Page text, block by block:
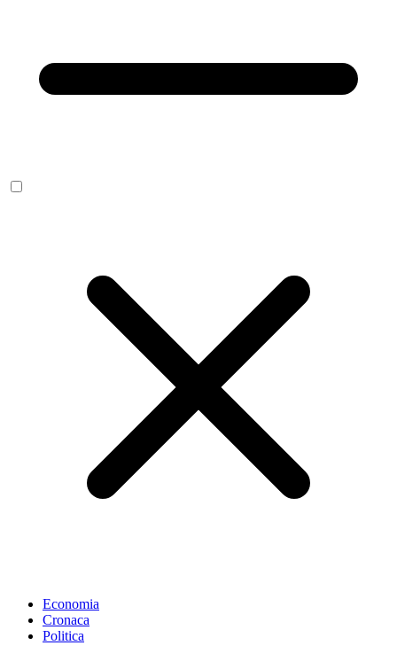
Economia
Cronaca
Politica